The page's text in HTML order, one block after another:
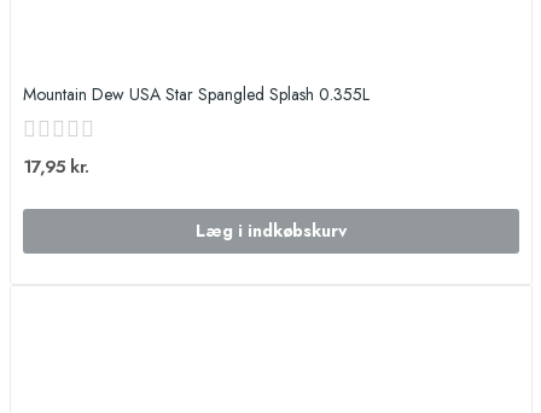
Mountain Dew USA Star Spangled Splash 0.355L
17,95 kr.
Læg i indkøbskurv